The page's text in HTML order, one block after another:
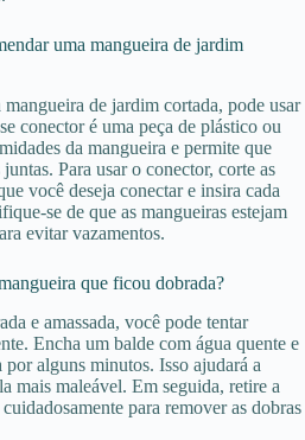
uma mangueira de jardim
de jardim cortada, pode usar
conector é uma peça de plástico ou
da mangueira e permite que
Para usar o conector, corte as
você deseja conectar e insira cada
se de que as mangueiras estejam
evitar vazamentos.
que ficou dobrada?
e amassada, você pode tentar
Encha um balde com água quente e
alguns minutos. Isso ajudará a
mais maleável. Em seguida, retire a
para remover as dobras